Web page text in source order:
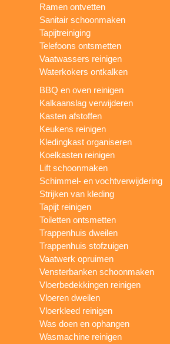
Ramen ontvetten
Sanitair schoonmaken
Tapijtreiniging
Telefoons ontsmetten
Vaatwassers reinigen
Waterkokers ontkalken
BBQ en oven reinigen
Kalkaanslag verwijderen
Kasten afstoffen
Keukens reinigen
Kledingkast organiseren
Koelkasten reinigen
Lift schoonmaken
Schimmel- en vochtverwijdering
Strijken van kleding
Tapijt reinigen
Toiletten ontsmetten
Trappenhuis dweilen
Trappenhuis stofzuigen
Vaatwerk opruimen
Vensterbanken schoonmaken
Vloerbedekkingen reinigen
Vloeren dweilen
Vloerkleed reinigen
Was doen en ophangen
Wasmachine reinigen